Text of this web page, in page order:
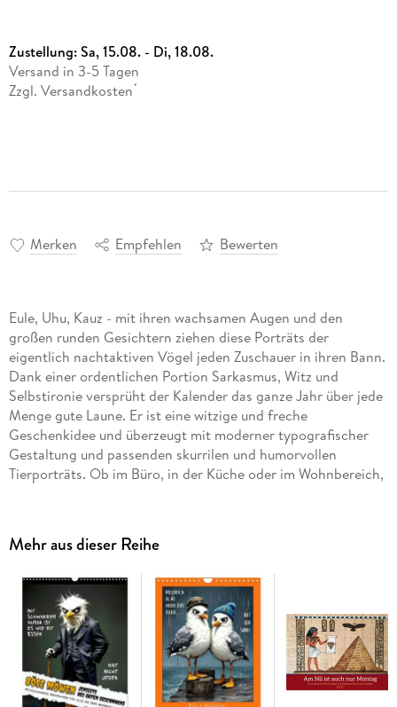
Zustellung:Sa, 15.08. - Di, 18.08.
Versand in 3-5 Tagen
Zzgl. Versandkosten *
Merken Empfehlen Bewerten
Eule, Uhu, Kauz - mit ihren wachsamen Augen und den
großen runden Gesichtern ziehen diese Porträts der
eigentlich nachtaktiven Vögel jeden Zuschauer in ihren Bann.
Dank einer ordentlichen Portion Sarkasmus, Witz und
Selbstironie versprüht der Kalender das ganze Jahr über jede
Menge gute Laune. Er ist eine witzige und freche
Geschenkidee und überzeugt mit moderner typografischer
Gestaltung und passenden skurrilen und humorvollen
Tierporträts. Ob im Büro, in der Küche oder im Wohnbereich,
Hochwertiger Tischkalender zum Aufstellen mit 12
wunderschönen Bildern. Unsere Umwelt liegt uns am Herzen.
Daher verwenden wir ausschließlich FSC-zertifizierte Papiere
aus verantwortungsvoller Waldwirtschaft. Wir vermeiden
Überproduktion und somit deutliche Abfallmengen, da wir
bedarfsgerecht in Einzelfertigung in Deutschland (Made in
Germany) produzieren. Wir halten unsere Transportwege kurz
Mehr aus dieser Reihe